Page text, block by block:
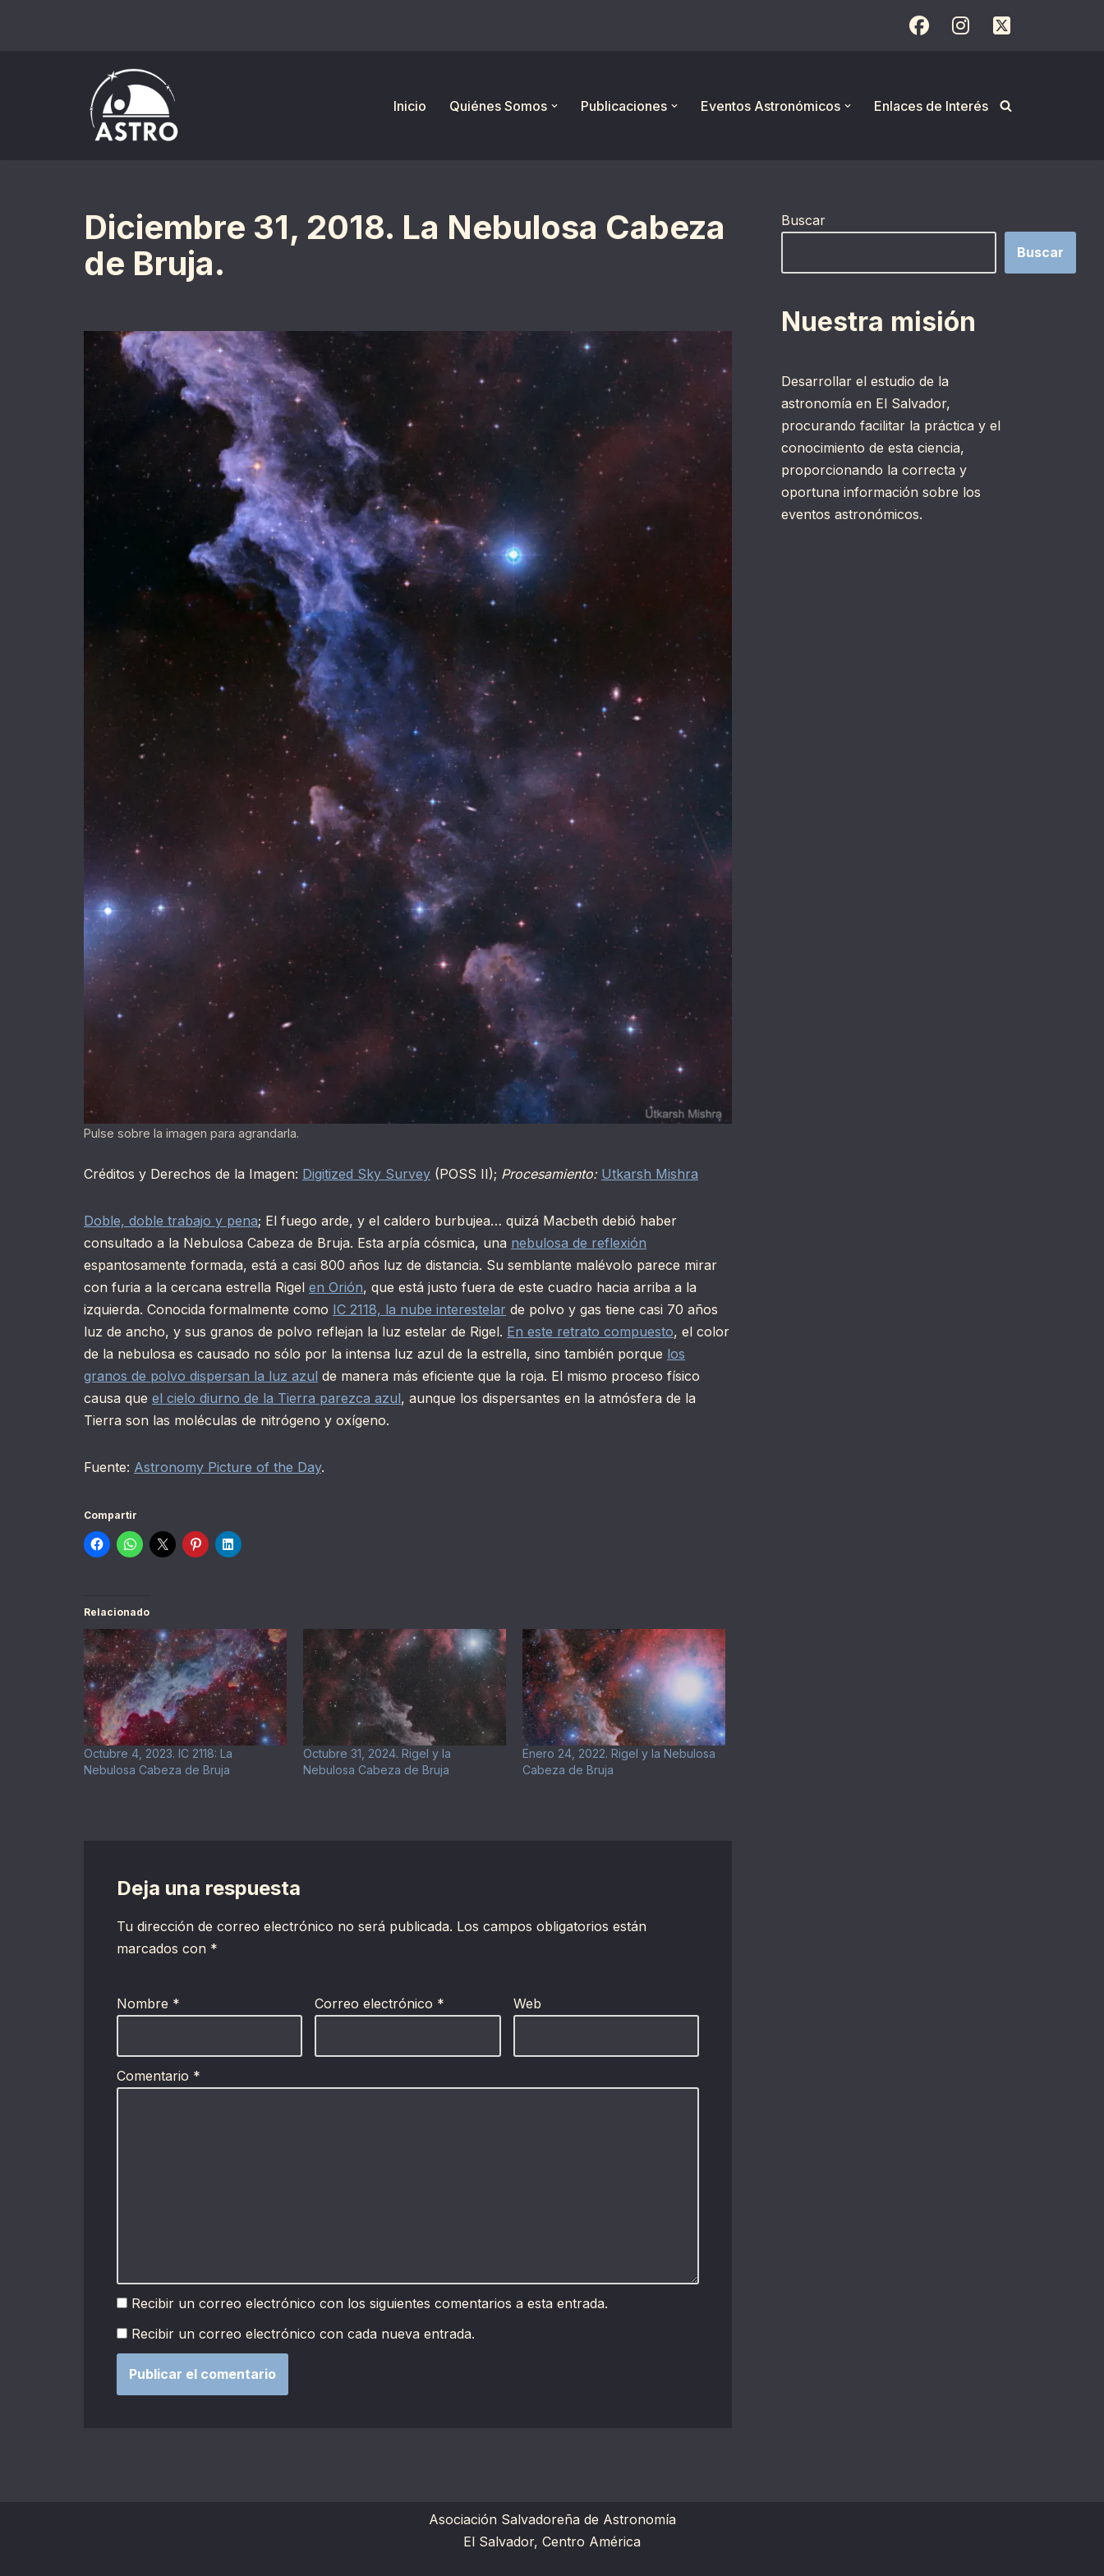
Inicio
Quiénes Somos Publicaciones Eventos Astronómicos Enlaces de Interés
Diciembre 31, 2018. La Nebulosa Cabeza
de Bruja.
Pulse sobre la imagen para agrandarla.
Créditos y Derechos de la Imagen: Digitized Sky Survey (POSS II); Procesamiento: Utkarsh Mishra
Doble, doble trabajo y pena; El fuego arde, y el caldero burbujea… quizá Macbeth debió haber
consultado a la Nebulosa Cabeza de Bruja. Esta arpía cósmica, una nebulosa de reflexión
espantosamente formada, está a casi 800 años luz de distancia. Su semblante malévolo parece mirar
con furia a la cercana estrella Rigel en Orión, que está justo fuera de este cuadro hacia arriba a la
izquierda. Conocida formalmente como IC 2118, la nube interestelar de polvo y gas tiene casi 70 años
luz de ancho, y sus granos de polvo reflejan la luz estelar de Rigel. En este retrato compuesto, el color
de la nebulosa es causado no sólo por la intensa luz azul de la estrella, sino también porque los
granos de polvo dispersan la luz azul de manera más eficiente que la roja. El mismo proceso físico
causa que el cielo diurno de la Tierra parezca azul, aunque los dispersantes en la atmósfera de la
Tierra son las moléculas de nitrógeno y oxígeno.
Fuente: Astronomy Picture of the Day.
Compartir
Relacionado
Octubre 4, 2023. IC 2118: La
Nebulosa Cabeza de Bruja
Octubre 31, 2024. Rigel y la
Nebulosa Cabeza de Bruja
Enero 24, 2022. Rigel y la Nebulosa
Cabeza de Bruja
Deja una respuesta
Tu dirección de correo electrónico no será publicada. Los campos obligatorios están
marcados con *
Nombre * Correo electrónico * Web
Comentario *
Recibir un correo electrónico con los siguientes comentarios a esta entrada.
Recibir un correo electrónico con cada nueva entrada.
Buscar
Buscar
Nuestra misión
Desarrollar el estudio de la
astronomía en El Salvador,
procurando facilitar la práctica y el
conocimiento de esta ciencia,
proporcionando la correcta y
oportuna información sobre los
eventos astronómicos.
Asociación Salvadoreña de Astronomía
El Salvador, Centro América